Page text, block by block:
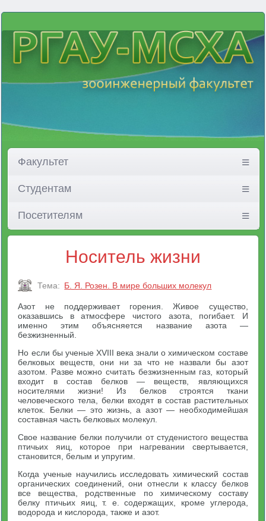
Факультет
Студентам
Посетителям
Носитель жизни
Тема: Б. Я. Розен. В мире больших молекул
Азот не поддерживает горения. Живое существо,
оказавшись в атмосфере чистого азота, погибает. И
именно этим объясняется название азота —
безжизненный.
Но если бы ученые XVIII века знали о химическом составе
белковых веществ, они ни за что не назвали бы азот
азотом. Разве можно считать безжизненным газ, который
входит в состав белков — веществ, являющихся
носителями жизни! Из белков строятся ткани
человеческого тела, белки входят в состав растительных
клеток. Белки — это жизнь, а азот — необходимейшая
составная часть белковых молекул.
Свое название белки получили от студенистого вещества
птичьих яиц, которое при нагревании свертывается,
становится, белым и упругим.
Когда ученые научились исследовать химический состав
органических соединений, они отнесли к классу белков
все вещества, родственные по химическому составу
белку птичьих яиц, т. е. содержащих, кроме углерода,
водорода и кислорода, также и азот.